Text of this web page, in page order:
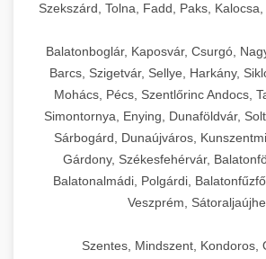
Szekszárd, Tolna, Fadd, Paks,
Balatonboglár, Kaposvár, Csurgó,
Barcs, Szigetvár, Sellye, Harkány,
Mohács, Pécs, Szentlőrinc Andocs,
Simontornya, Enying, Dunaföldvár,
Sárbogárd, Dunaújváros,
Gárdony, Székesfehérvár,
Balatonalmádi, Polgárdi,
Veszprém,
Szentes, Mindszent, Kondoros,